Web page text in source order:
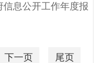
信息公开工作年度报
下一页 尾页